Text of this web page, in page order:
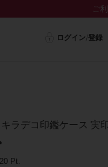
ご
ログイン/登録
ラデコ印鑑ケース 実
Pt.